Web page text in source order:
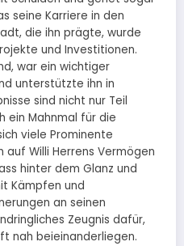
seine Karriere in den
die ihn prägte, wurde
und Investitionen.
war ein wichtiger
unterstützte ihn in
sind nicht nur Teil
ein Mahnmal für die
viele Prominente
auf Willi Herrens Vermögen
hinter dem Glanz und
Kämpfen und
an seinen
Zeugnis dafür,
nah beieinanderliegen.